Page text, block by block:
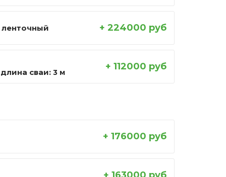
+ 224000 руб
длина сваи: 3 м
+ 112000 руб
+ 176000 руб